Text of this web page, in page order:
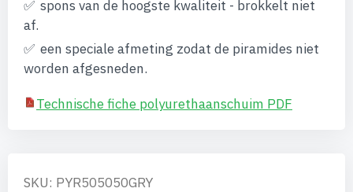
spons van de hoogste kwaliteit - brokkelt niet
af.
een speciale afmeting zodat de piramides niet
worden afgesneden.
Technische fiche polyurethaanschuim PDF
SKU: PYR505050GRY